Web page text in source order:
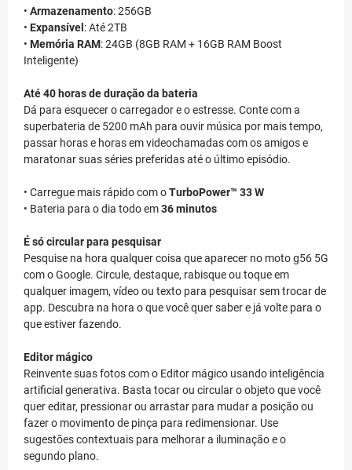
• Armazenamento: 256GB
• Expansível :Até2TB
• Memória RAM: 24GB (8GB RAM + 16GB RAM Boost
Inteligente)
Até 40 horas de duração da bateria
Dá para esquecer o carregador e o estresse. Conte com a
superbateria de 5200 mAh para ouvir música por mais tempo,
passar horas e horas em videochamadas com os amigos e
maratonar suas séries preferidas até o último episódio.
• Carregue mais rápido com oTurboPower™ 33 W
• Bateria para o dia todo em36 minutos
É só circular para pesquisar
Pesquise na hora qualquer coisa que aparecer no moto g56 5G
com o Google. Circule, destaque, rabisque ou toque em
qualquer imagem, vídeo ou texto para pesquisar sem trocar de
app. Descubra na hora o que você quer saber e já volte para o
que estiver fazendo.
Editor mágico
Reinvente suas fotos com o Editor mágico usando inteligência
artificial generativa. Basta tocar ou circular o objeto que você
quer editar, pressionar ou arrastar para mudar a posição ou
fazer o movimento de pinça para redimensionar. Use
sugestões contextuais para melhorar a iluminação e o
segundo plano.